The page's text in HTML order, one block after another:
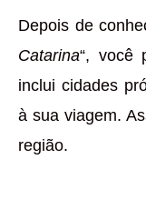
Depois de
Catarina“, você
inclui cidades
à sua viagem.
região.